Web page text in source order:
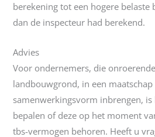
berekening tot een hogere belaste
dan de inspecteur had berekend.
Advies
Voor ondernemers, die
landbouwgrond, in een
samenwerkingsvorm inbrengen,
bepalen of deze op het moment
tbs-vermogen behoren. Heeft u